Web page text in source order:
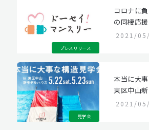
プレスリリース
コロナに
の同棲応
2021/
見学会
本当に大
東区中山
2021/